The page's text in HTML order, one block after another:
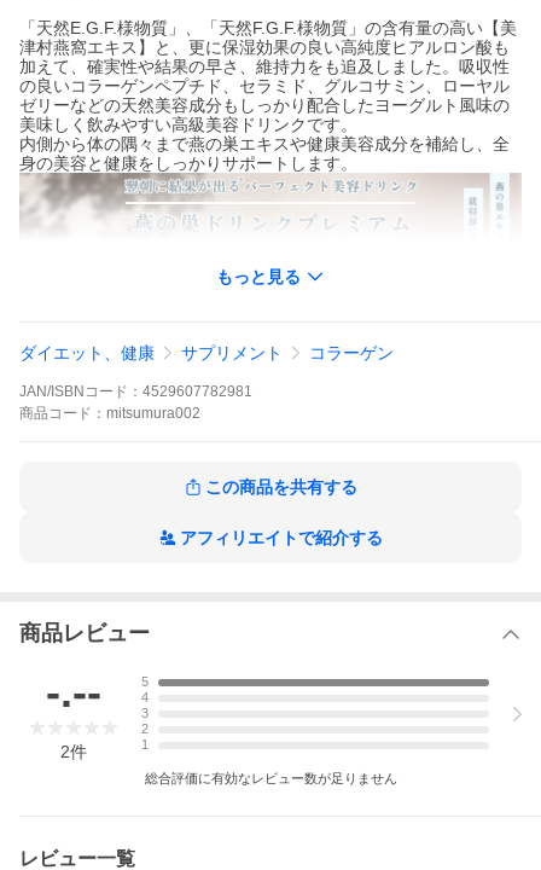
「天然E.G.F.様物質」、「天然F.G.F.様物質」の含有量の高い【美
津村燕窩エキス】と、更に保湿効果の良い高純度ヒアルロン酸も
加えて、確実性や結果の早さ、維持力をも追及しました。吸収性
の良いコラーゲンペプチド、セラミド、グルコサミン、ローヤル
ゼリーなどの天然美容成分もしっかり配合したヨーグルト風味の
美味しく飲みやすい高級美容ドリンクです。
内側から体の隅々まで燕の巣エキスや健康美容成分を補給し、全
身の美容と健康をしっかりサポートします。
もっと見る
ダイエット、健康 サプリメント コラーゲン
JAN/ISBNコード： 4529607782981
商品 コード： mitsumura002
この商品を共有する
アフィリエイトで紹介する
商品レビュー
-.--
2件
5
4
3
2
1
総合評価に有効なレビュー数が足りません
レビュー一覧